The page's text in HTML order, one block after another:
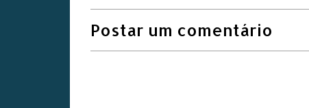
Postar um comentário